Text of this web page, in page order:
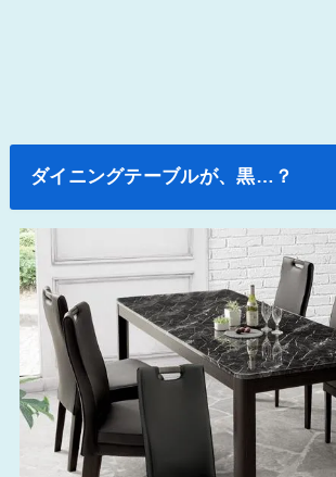
ダイニングテーブルが、黒…？